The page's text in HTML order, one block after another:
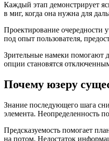
Каждый этап демонстрирует
в миг, когда она нужна для
Проектирование очередности
под опыт пользователя,
Зрительные намеки помогают
опции становятся
Почему юзеру
Знание последующего шага
элемента. Неопределенность
Предсказуемость помогает
на потом. Недостаток